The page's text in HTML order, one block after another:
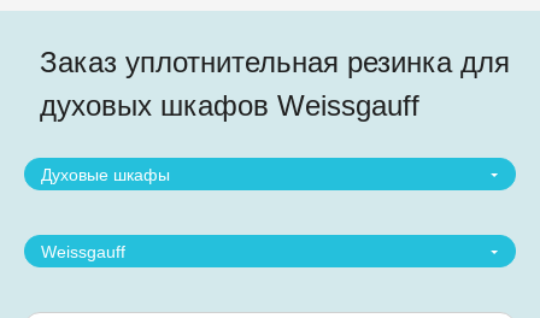
Заказ уплотнительная резинка для
духовых шкафов Weissgauff
Духовые шкафы
Weissgauff